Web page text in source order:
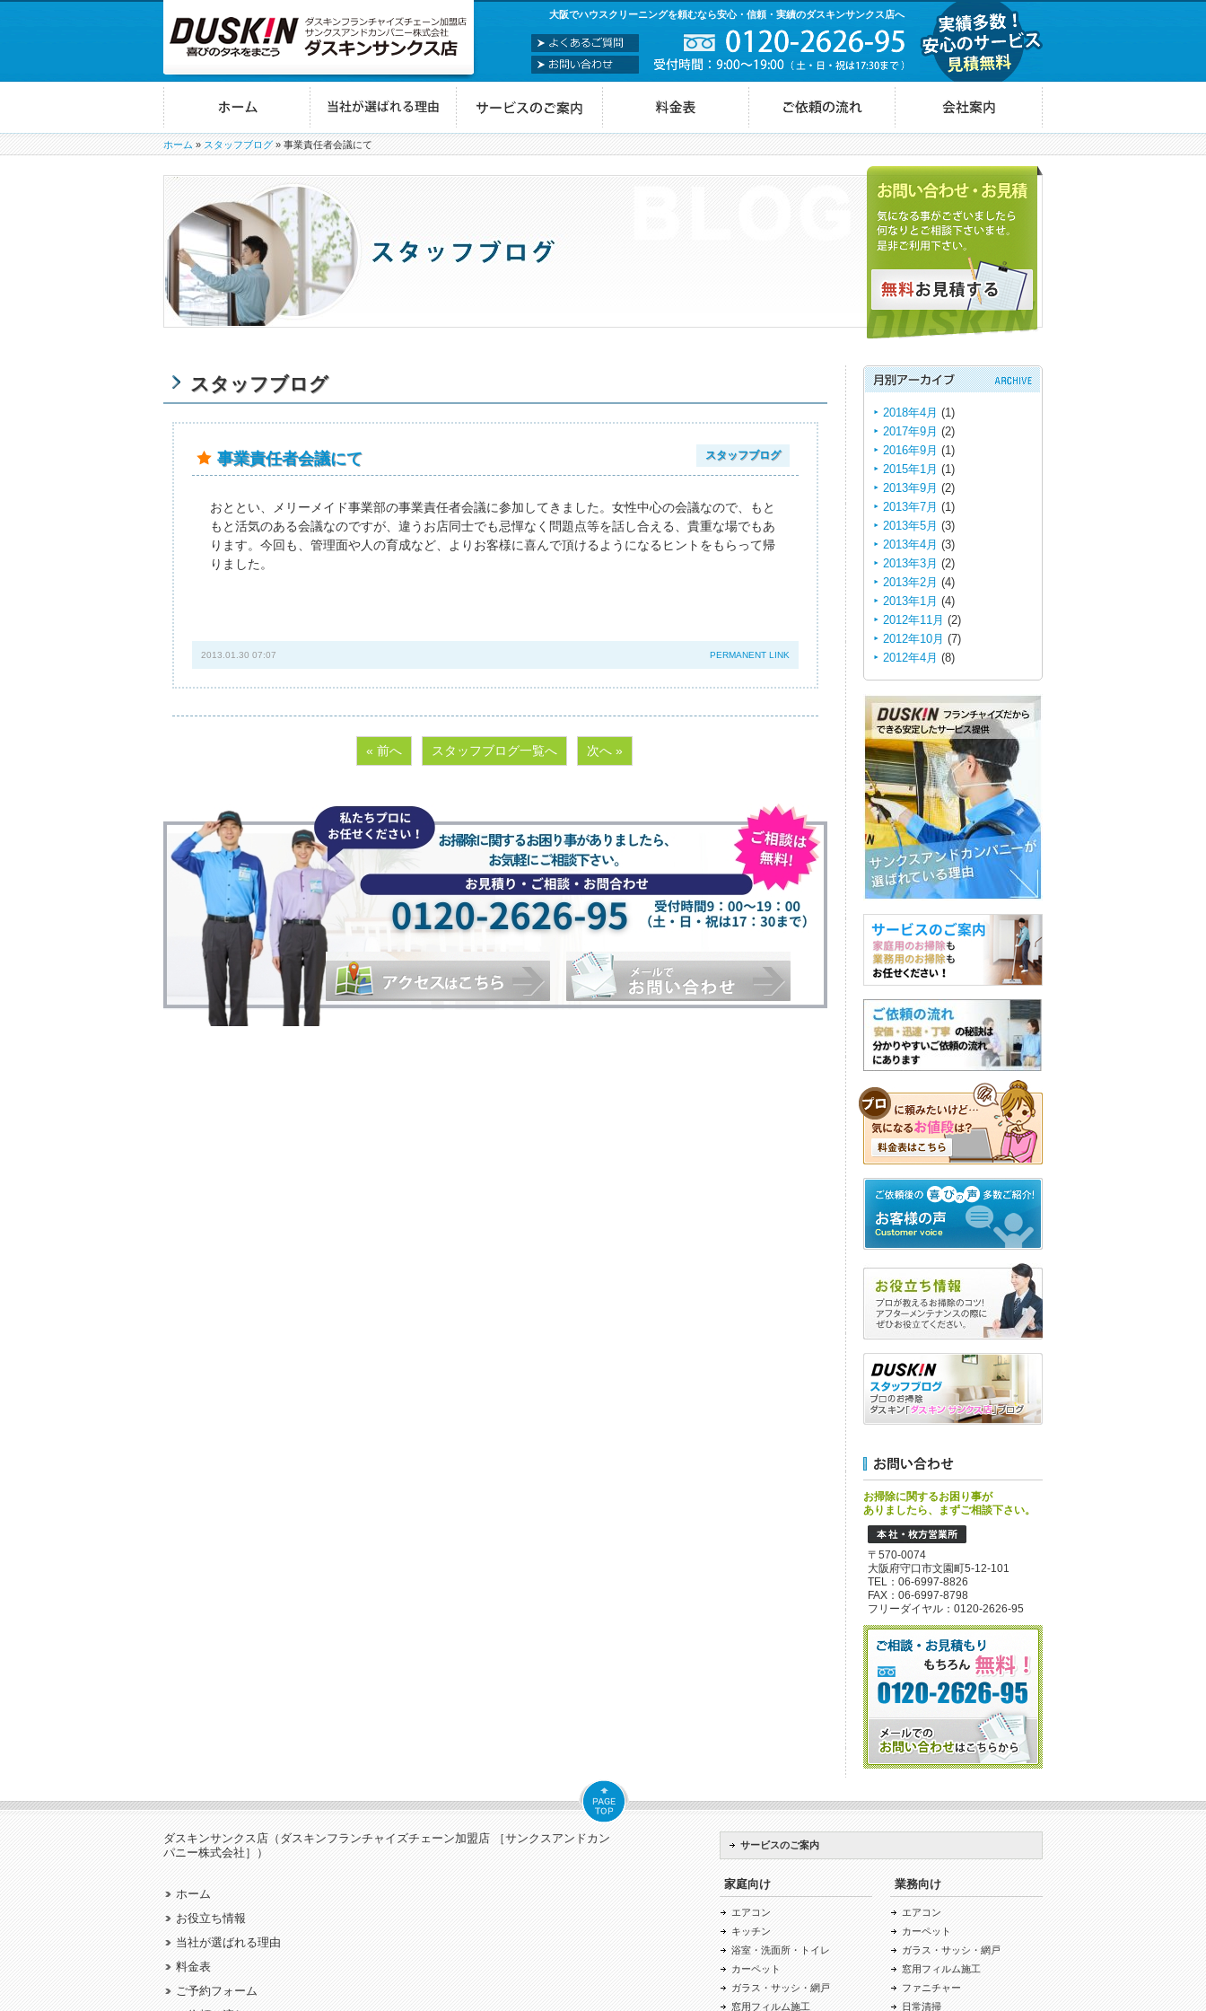
大阪でハウスクリーニングを頼むなら安心・信頼・実績のダスキンサンクス店へ
ホーム » スタッフブログ » 事業責任者会議にて
スタッフブログ
事業責任者会議にて スタッフブログ
おととい、メリーメイド事業部の事業責任者会議に参加してきました。女性中心の会議なので、もと
もと活気のある会議なのですが、違うお店同士でも忌憚なく問題点等を話し合える、貴重な場でもあ
ります。今回も、管理面や人の育成など、よりお客様に喜んで頂けるようになるヒントをもらって帰
りました。
2013.01.30 07:07 PERMANENT LINK
« 前へ スタッフブログ一覧へ 次へ »
2018年4月 (1)
2017年9月 (2)
2016年9月 (1)
2015年1月 (1)
2013年9月 (2)
2013年7月 (1)
2013年5月 (3)
2013年4月 (3)
2013年3月 (2)
2013年2月 (4)
2013年1月 (4)
2012年11月 (2)
2012年10月 (7)
2012年4月 (8)
お掃除に関するお困り事が
ありましたら、まずご相談下さい。
〒570-0074
大阪府守口市文園町5-12-101
TEL：06-6997-8826
FAX：06-6997-8798
フリーダイヤル：0120-2626-95
ダスキンサンクス店（ダスキンフランチャイズチェーン加盟店 ［サンクスアンドカン
パニー株式会社］）
ホーム
お役立ち情報
当社が選ばれる理由
料金表
ご予約フォーム
サービスのご案内
家庭向け
エアコン
キッチン
浴室・洗面所・トイレ
カーペット
ガラス・サッシ・網戸
窓用フィルム施工
業務向け
エアコン
カーペット
ガラス・サッシ・網戸
窓用フィルム施工
ファニチャー
日常清掃